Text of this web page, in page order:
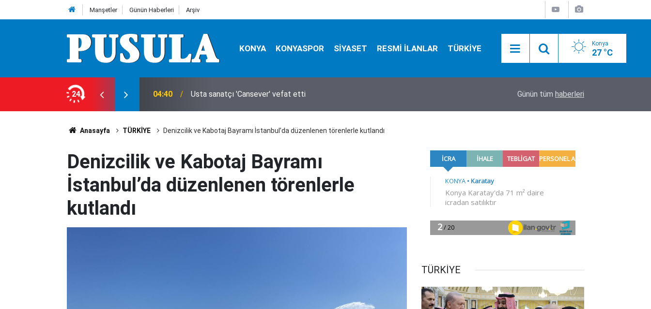
Manşetler Günün Haberleri Arşiv
KONYA KONYASPOR SİYASET RESMİ İLANLAR TÜRKİYE Konya
27 °C
24 04:40 Usta sanatçı 'Cansever' vefat etti Arsenal'de Bruno Guimaraes mutluluğu
Günün tüm haberleri
Anasayfa TÜRKİYE Denizcilik ve Kabotaj Bayramı İstanbul’da düzenlenen törenlerle kutlandı
Denizcilik ve Kabotaj Bayramı
İstanbul’da düzenlenen törenlerle
kutlandı
TÜRKİYE